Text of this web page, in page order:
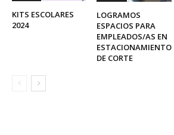
KITS ESCOLARES
2024
LOGRAMOS
ESPACIOS PARA
EMPLEADOS/AS EN
ESTACIONAMIENTO
DE CORTE